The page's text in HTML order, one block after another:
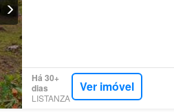
Há 30+
dias
LISTANZA
Ver imóvel